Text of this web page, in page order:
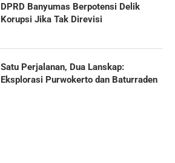
DPRD Banyumas Berpotensi Delik
Korupsi Jika Tak Direvisi
Satu Perjalanan, Dua Lanskap:
Eksplorasi Purwokerto dan Baturraden